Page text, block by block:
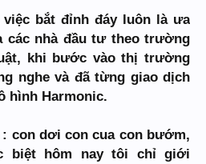
bắt đỉnh đáy luôn là ưa
các nhà đầu tư theo trường
khi bước vào thị trường
nghe và đã từng giao dịch
hình Harmonic.
con dơi con cua con bướm,
biệt hôm nay tôi chỉ giới